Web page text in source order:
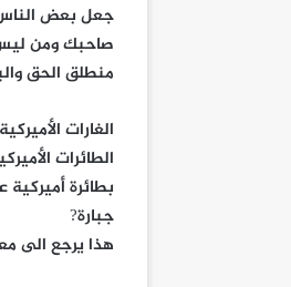
جعل بعض
صاحبك ومن
منطلق الحق
الغارات الأميركية
الطائرات
بطائرة
جبارة?
هذا يرجع الى